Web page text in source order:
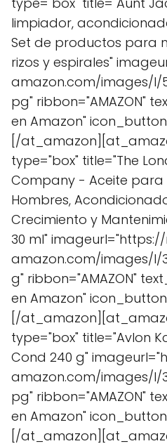
limpiador,
Set de productos para
rizos y espirales"
amazon.com/images/I/
pg" ribbon="AMAZON"
en Amazon"
[/
type="box" title="The
Company - Aceite para
Hombres,
Crecimiento y
30 ml"
amazon.com/images/I/
g" ribbon="AMAZON"
en Amazon"
[/
type="box" title="Avlon
Cond 240 g"
amazon.com/images/I/
pg" ribbon="AMAZON"
en Amazon"
[/